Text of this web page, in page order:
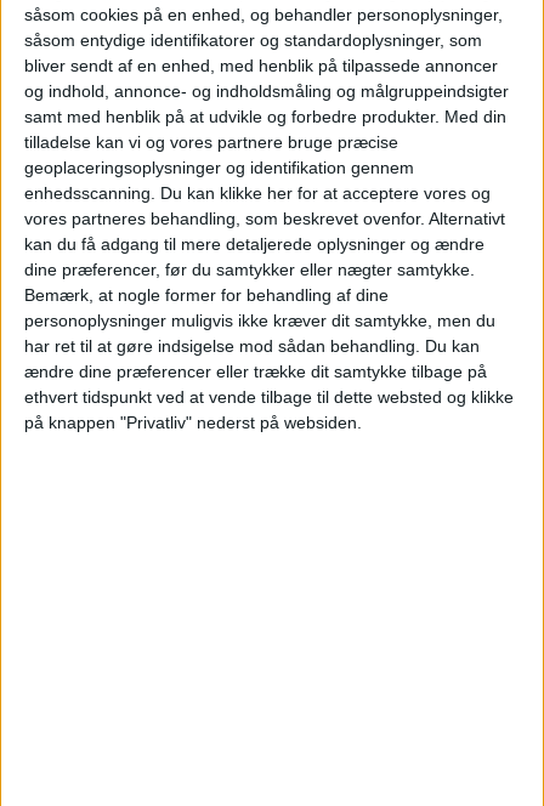
såsom cookies på en enhed, og behandler personoplysninger,
såsom entydige identifikatorer og standardoplysninger, som
bliver sendt af en enhed, med henblik på tilpassede annoncer
og indhold, annonce- og indholdsmåling og målgruppeindsigter
samt med henblik på at udvikle og forbedre produkter. Med din
tilladelse kan vi og vores partnere bruge præcise
geoplaceringsoplysninger og identifikation gennem
enhedsscanning. Du kan klikke her for at acceptere vores og
vores partneres behandling, som beskrevet ovenfor. Alternativt
kan du få adgang til mere detaljerede oplysninger og ændre
dine præferencer, før du samtykker eller nægter samtykke.
Bemærk, at nogle former for behandling af dine
personoplysninger muligvis ikke kræver dit samtykke, men du
har ret til at gøre indsigelse mod sådan behandling.
Du kan
ændre dine præferencer eller trække dit samtykke tilbage på
ethvert tidspunkt ved at vende tilbage til dette websted og klikke
på knappen "Privatliv" nederst på websiden.
Apollo køber